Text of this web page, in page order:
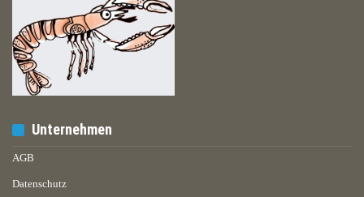
Unternehmen
AGB
Datenschutz